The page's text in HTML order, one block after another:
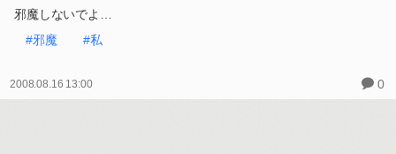
邪魔しないでよ…
#邪魔
#私
2008.08.16 13:00 0